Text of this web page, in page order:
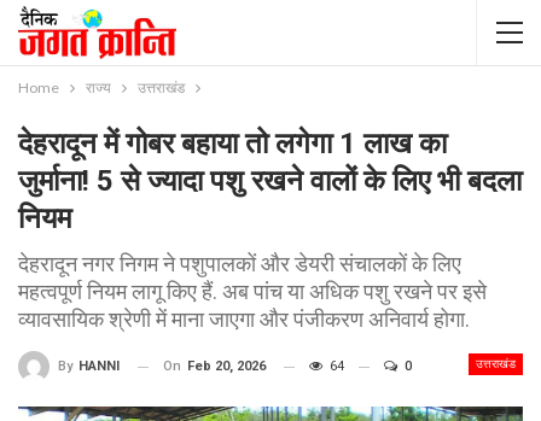
Home राज्य उत्तराखंड
देहरादून में गोबर बहाया तो लगेगा 1 लाख का
जुर्माना! 5 से ज्यादा पशु रखने वालों के लिए भी बदला
नियम
देहरादून नगर निगम ने पशुपालकों और डेयरी संचालकों के लिए
महत्वपूर्ण नियम लागू किए हैं. अब पांच या अधिक पशु रखने पर इसे
व्यावसायिक श्रेणी में माना जाएगा और पंजीकरण अनिवार्य होगा.
उत्तराखंड
By HANNI On Feb 20, 2026 64 0